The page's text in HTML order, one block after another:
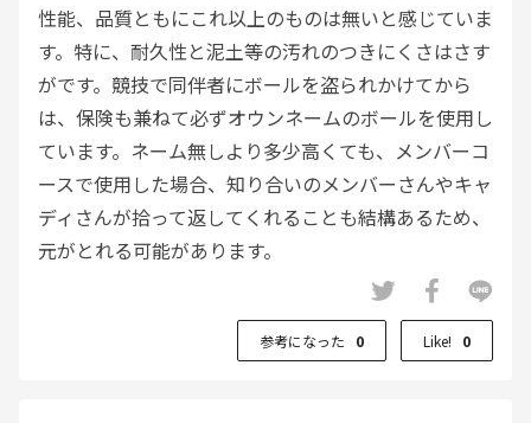
性能、品質ともにこれ以上のものは無いと感じていま
す。特に、耐久性と泥土等の汚れのつきにくさはさす
がです。競技で同伴者にボールを盗られかけてから
は、保険も兼ねて必ずオウンネームのボールを使用し
ています。ネーム無しより多少高くても、メンバーコ
ースで使用した場合、知り合いのメンバーさんやキャ
ディさんが拾って返してくれることも結構あるため、
元がとれる可能があります。
参考になった 0 Like! 0